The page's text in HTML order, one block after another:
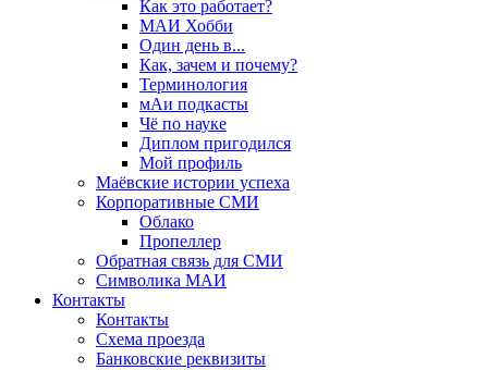
Как это работает?
МАИ Хобби
Один день в...
Как, зачем и почему?
Терминология
мАи подкасты
Чё по науке
Диплом пригодился
Мой профиль
Маёвские истории успеха
Корпоративные СМИ
Облако
Пропеллер
Обратная связь для СМИ
Символика МАИ
Контакты
Контакты
Схема проезда
Банковские реквизиты